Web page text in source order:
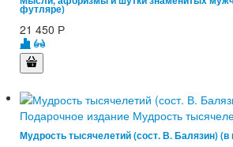
футляре)
21 450 Р
Подарочное издание Мудрость
Мудрость тысячелетий (сост. В. Балязин) (в